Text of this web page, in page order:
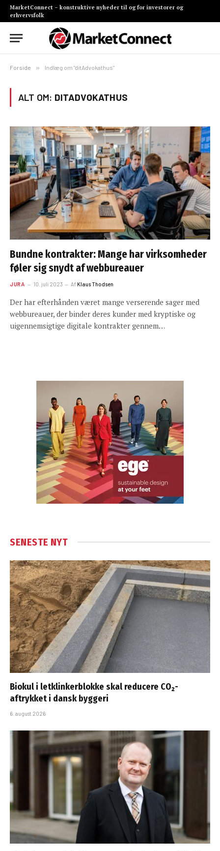
MarketConnect – konstruktive nyheder til og for investorer og
erhvervsfolk
Forside » Indlæg om "ditAdvokathus"
ALT OM: DITADVOKATHUS
Bundne kontrakter: Mange har virksomheder
føler sig snydt af webbureauer
JURA 10. juli 2023 AfKlaus Thodsen
Der har efterhånden været mange verserende sager med
webbureauer, der binder deres kunder med kryptiske og
uigennemsigtige digitale kontrakter gennem…
SENESTE NYT
Biokul i letklinkerblokke skal reducere CO₂-
aftrykket i dansk byggeri
6. august 2026